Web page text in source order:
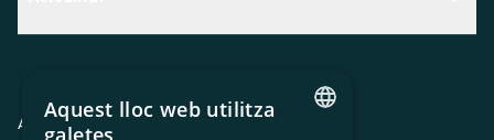
Premsa
Avis legal Política de privacitatPolítica de cookies
Aquest lloc web utilitza
galetes